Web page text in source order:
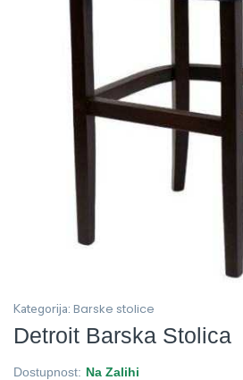
Kategorija: Barske stolice
Detroit Barska Stolica
Dostupnost: Na Zalihi